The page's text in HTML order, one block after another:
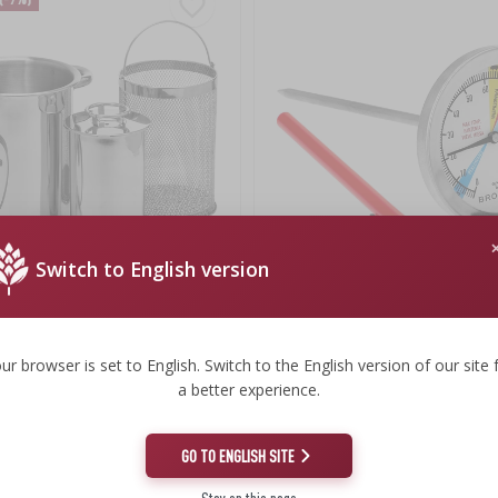
com cesto e prensa de
Termómetro para cozedor de
5,94 €
Switch to English version
browser is set to English. Switch to the English version of our site
a better experience.
GO TO ENGLISH SITE